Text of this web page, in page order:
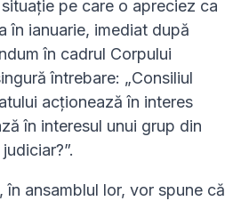
pe care o apreciez ca
în ianuarie, imediat după
în cadrul Corpului
întrebare: „Consiliul
acționează în interes
în interesul unui grup din
în ansamblul lor, vor spune că